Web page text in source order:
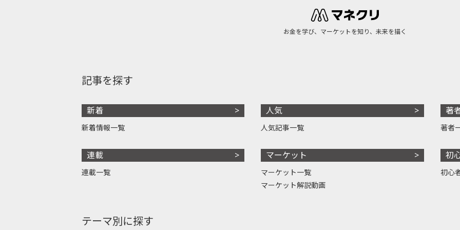
お金を学び、マーケットを知り、未来を描く
記事を探す
新着
新着情報一覧
連載
連載一覧
人気
人気記事一覧
マーケット
マーケット一覧
マーケット解説動画
著
著者
初
初心
テーマ別に探す